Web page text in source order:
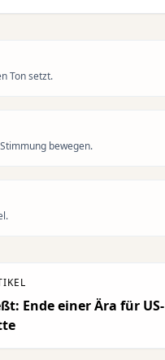
Ton setzt.
bewegen.
Ende einer Ära für US-